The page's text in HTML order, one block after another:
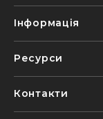
Інформація
Ресурси
Контакти